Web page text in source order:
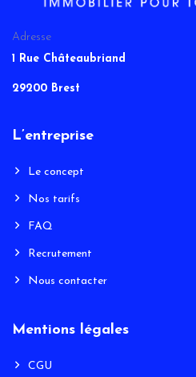
Adresse
1 Rue Châteaubriand
29200 Brest
L’entreprise
Le concept
Nos tarifs
FAQ
Recrutement
Nous contacter
Mentions légales
CGU